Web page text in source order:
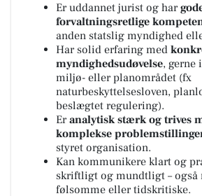
Er uddannet jurist og har
forvaltningsretlige
anden statslig myndighed
Har solid erfaring med
myndighedsudøvelse, gerne
miljø- eller planområdet (fx
naturbeskyttelsesloven,
beslægtet regulering).
Eranalytisk stærk og trives
komplekse
styret organisation.
Kan kommunikere klart og
skriftligt og mundtligt – også
følsomme eller tidskritiske.